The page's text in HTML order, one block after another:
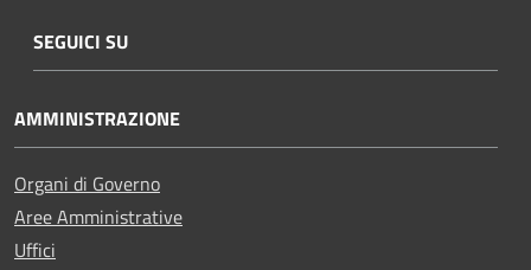
SEGUICI SU
AMMINISTRAZIONE
Organi di Governo
Aree Amministrative
Uffici